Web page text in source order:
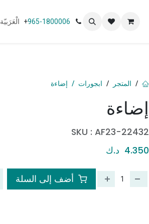
+965-1800006 الْعَرَبيّة
إضاءة
SKU : AF23-22432
4.350 د.ك
أضف إلى السلة
المتجر ابجورات إضاءة